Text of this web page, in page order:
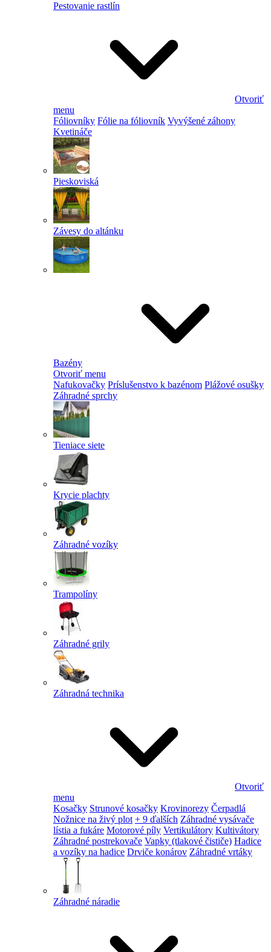
Pestovanie rastlín
Otvoriť
menu
Fóliovníky Fólie na fóliovník Vyvýšené záhony
Kvetináče
Pieskoviská
Závesy do altánku
Bazény
Otvoriť menu
Nafukovačky Príslušenstvo k bazénom Plážové osušky
Záhradné sprchy
Tieniace siete
Krycie plachty
Záhradné vozíky
Trampolíny
Záhradné grily
Záhradná technika
Otvoriť
menu
Kosačky Strunové kosačky Krovinorezy Čerpadlá
Nožnice na živý plot + 9 ďalších Záhradné vysávače
lístia a fukáre Motorové píly Vertikulátory Kultivátory
Záhradné postrekovače Vapky (tlakové čističe) Hadice
a vozíky na hadice Drviče konárov Záhradné vrtáky
Záhradné náradie